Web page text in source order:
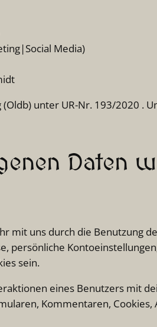
Media)
unter UR-Nr. 193/2020 .
Daten
mit uns durch die Benutzung
persönliche
sein.
eines Benutzers mit
Kommentaren,